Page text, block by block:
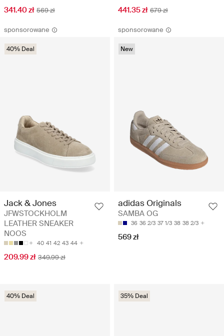
341.40 zł 569 zł 441.35 zł 679 zł
sponsorowane
40% Deal
Jack & Jones
JFWSTOCKHOLM
LEATHER SNEAKER
NOOS
40 41 42 43 44
209.99 zł 349.99 zł
sponsorowane
New
adidas Originals
SAMBA OG
36 36 2/3 37 1/3 38 38 2/3
569 zł
40% Deal 35% Deal